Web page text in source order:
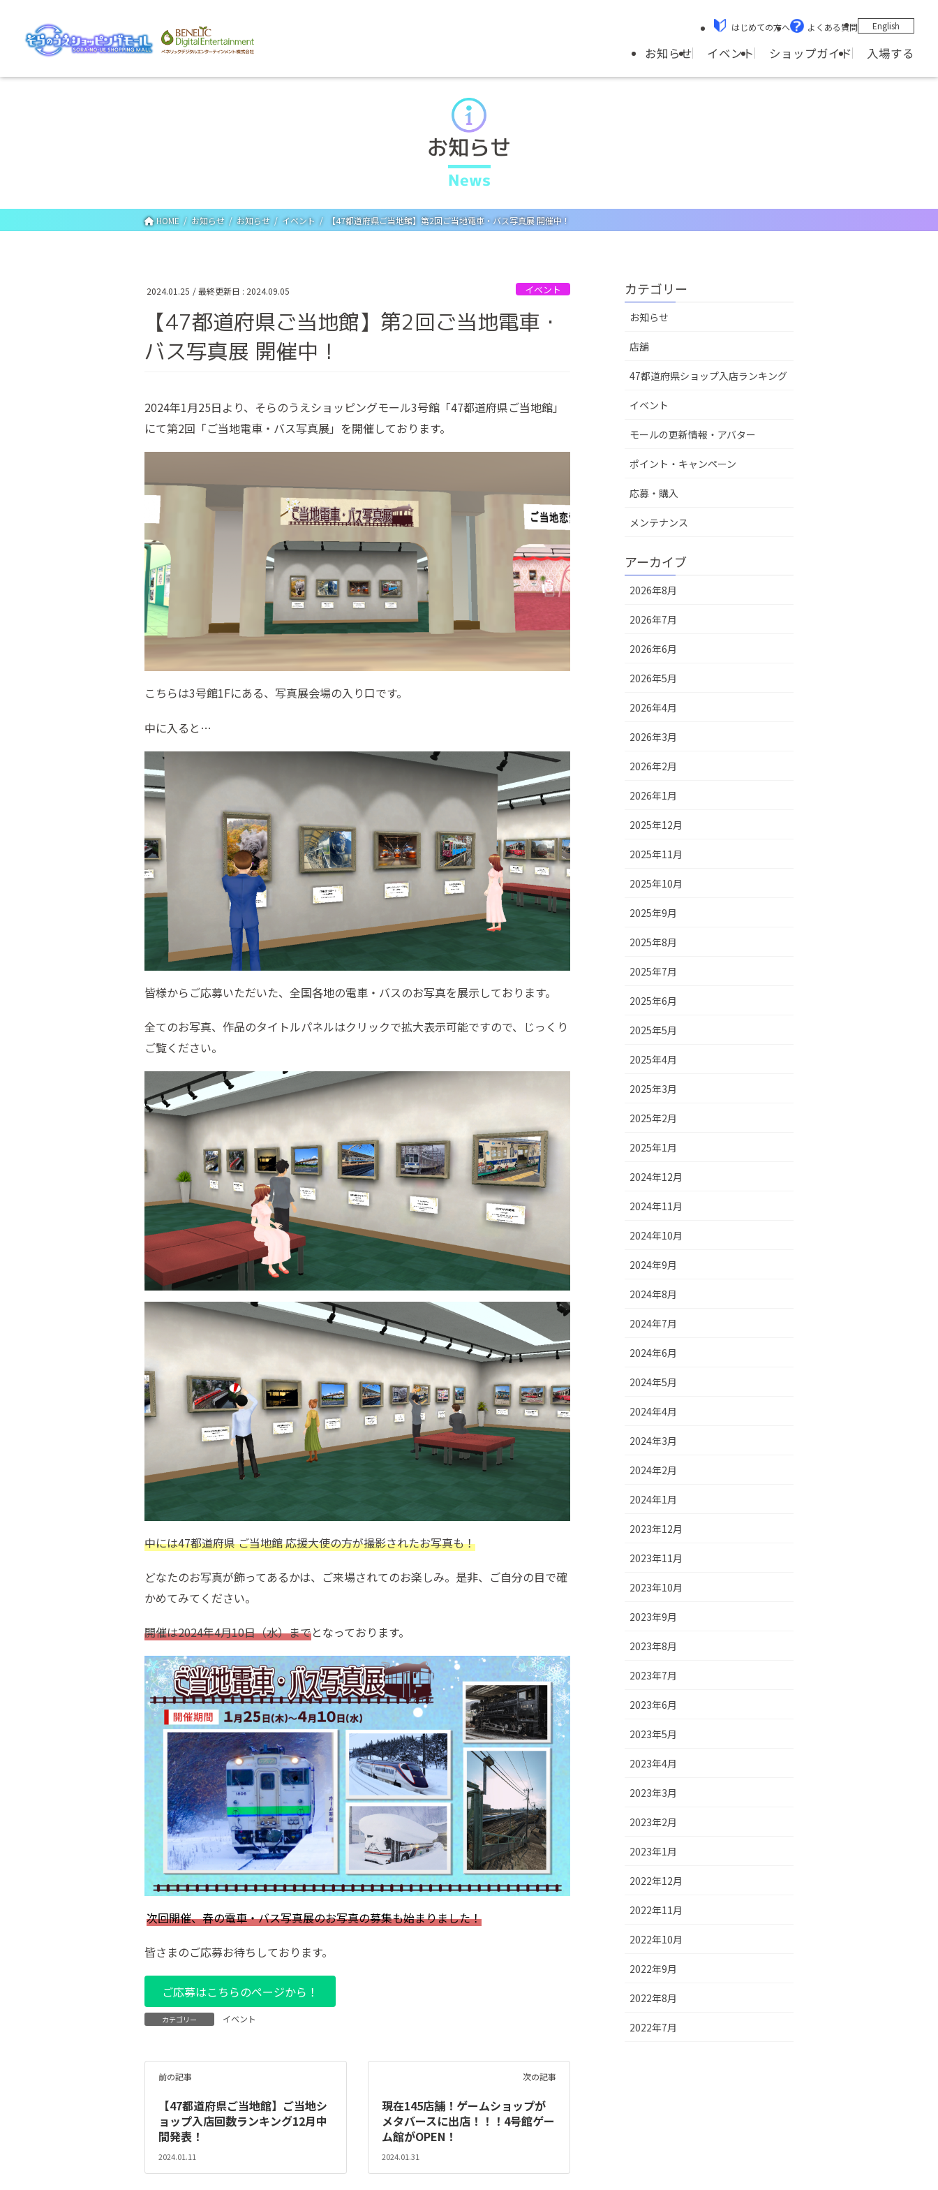
はじめての方へ よくある質問 English
お知らせ イベント ショップガイド 入場する
お知らせ
News
HOME お知らせ お知らせ イベント 【47都道府県ご当地館】第2回ご当地電車・バス写真展 開催中！
2024.01.25 / 最終更新日 : 2024.09.05 イベント
【47都道府県ご当地館】第2回ご当地電車・
バス写真展 開催中！
2024年1月25日より、そらのうえショッピングモール3号館「47都道府県ご当地館」
にて第2回「ご当地電車・バス写真展」を開催しております。
こちらは3号館1Fにある、写真展会場の入り口です。
中に入ると…
皆様からご応募いただいた、全国各地の電車・バスのお写真を展示しております。
全てのお写真、作品のタイトルパネルはクリックで拡大表示可能ですので、じっくり
ご覧ください。
中には47都道府県 ご当地館 応援大使の方が撮影されたお写真も！
どなたのお写真が飾ってあるかは、ご来場されてのお楽しみ。是非、ご自分の目で確
かめてみてください。
開催は2024年4月10日（水）までとなっております。
次回開催、春の電車・バス写真展のお写真の募集も始まりました！
皆さまのご応募お待ちしております。
ご応募はこちらのページから！
カテゴリー イベント
前の記事
【47都道府県ご当地館】ご当地シ
ョップ入店回数ランキング12月中
間発表！
2024.01.11
次の記事
現在145店舗！ゲームショップが
メタバースに出店！！！4号館ゲー
ム館がOPEN！
2024.01.31
カテゴリー
お知らせ
店舖
47都道府県ショップ入店ランキング
イベント
モールの更新情報・アバター
ポイント・キャンペーン
応募・購入
メンテナンス
アーカイブ
2026年8月
2026年7月
2026年6月
2026年5月
2026年4月
2026年3月
2026年2月
2026年1月
2025年12月
2025年11月
2025年10月
2025年9月
2025年8月
2025年7月
2025年6月
2025年5月
2025年4月
2025年3月
2025年2月
2025年1月
2024年12月
2024年11月
2024年10月
2024年9月
2024年8月
2024年7月
2024年6月
2024年5月
2024年4月
2024年3月
2024年2月
2024年1月
2023年12月
2023年11月
2023年10月
2023年9月
2023年8月
2023年7月
2023年6月
2023年5月
2023年4月
2023年3月
2023年2月
2023年1月
2022年12月
2022年11月
2022年10月
2022年9月
2022年8月
2022年7月